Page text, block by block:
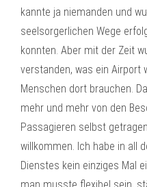
kannte ja niemanden und
seelsorgerlichen Wege
konnten. Aber mit der Zeit
verstanden, was ein Airport
Menschen dort brauchen.
mehr und mehr von den
Passagieren selbst
willkommen. Ich habe in all
Dienstes kein einziges Mal